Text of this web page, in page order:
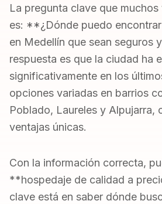
La pregunta clave que muchos
es: **¿Dónde puedo
en Medellín que sean seguros
respuesta es que la ciudad ha
significativamente en los
opciones variadas en barrios
Poblado, Laureles y Alpujarra,
ventajas únicas.
Con la información correcta,
**hospedaje de calidad a
clave está en saber dónde